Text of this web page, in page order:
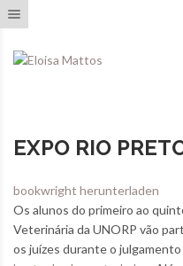
EXPO RIO
bookwright herunterladen
Os alunos do primeiro ao
Veterinária da UNORP vão
os juízes durante o